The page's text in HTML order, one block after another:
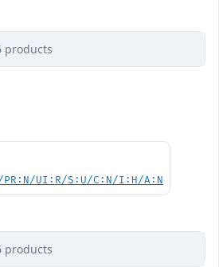
products
PR:N/UI:R/S:U/C:N/I:H/A:N
products